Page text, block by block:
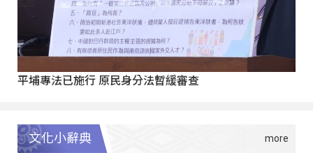
平埔專法已施行 原民身分法暫緩審查
文化小辭典